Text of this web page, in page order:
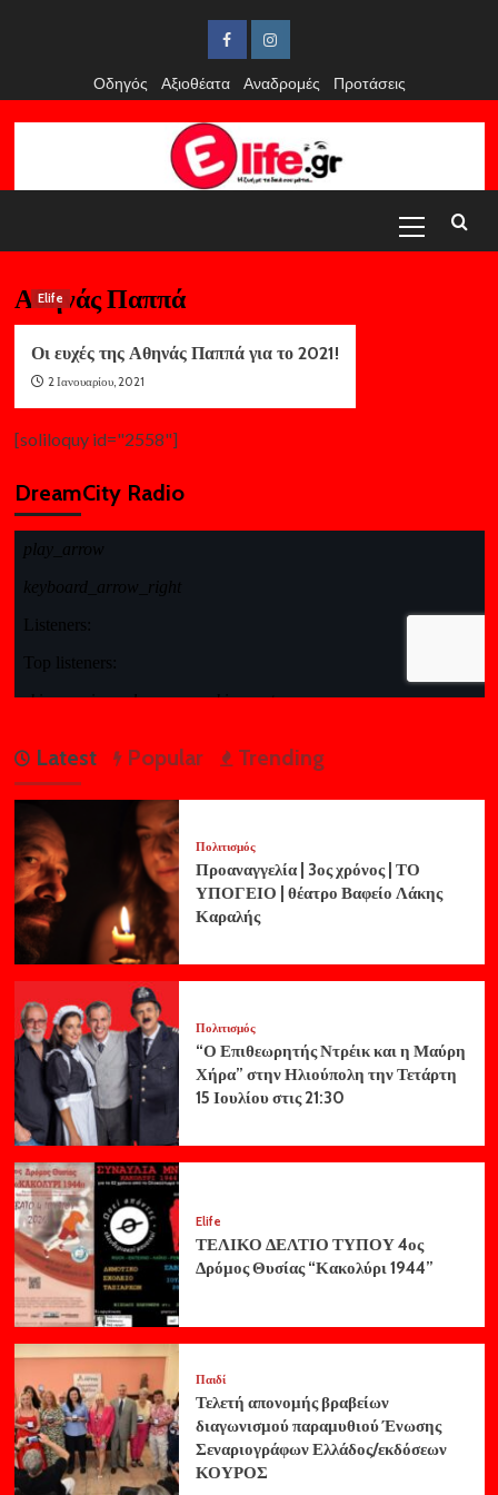
FacebookInstagram
Οδηγός
Αξιοθέατα Αναδρομές Προτάσεις
Menu
Αθηνάς Παππά
Elife
Οι ευχές της Αθηνάς Παππά για το 2021!
2 Ιανουαρίου, 2021
[soliloquy id="2558"]
DreamCity Radio
Latest Popular Trending
Πολιτισμός
Προαναγγελία | 3ος χρόνος | ΤΟ
ΥΠΟΓΕΙΟ | θέατρο Βαφείο Λάκης
Καραλής
Πολιτισμός
“Ο Επιθεωρητής Ντρέικ και η Μαύρη
Χήρα” στην Ηλιούπολη την Τετάρτη
15 Ιουλίου στις 21:30
Elife
ΤΕΛΙΚΟ ΔΕΛΤΙΟ ΤΥΠΟΥ 4ος
Δρόμος Θυσίας “Κακολύρι 1944”
Παιδί
Τελετή απονομής βραβείων
διαγωνισμού παραμυθιού Ένωσης
Σεναριογράφων Ελλάδος/εκδόσεων
ΚΟΥΡΟΣ